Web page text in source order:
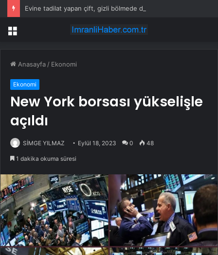
Menü
Anasayfa / Ekonomi
Ekonomi
New York borsası yükselişle
açıldı
SİMGE YILMAZ Eylül 18, 2023 0 48
1 dakika okuma süresi